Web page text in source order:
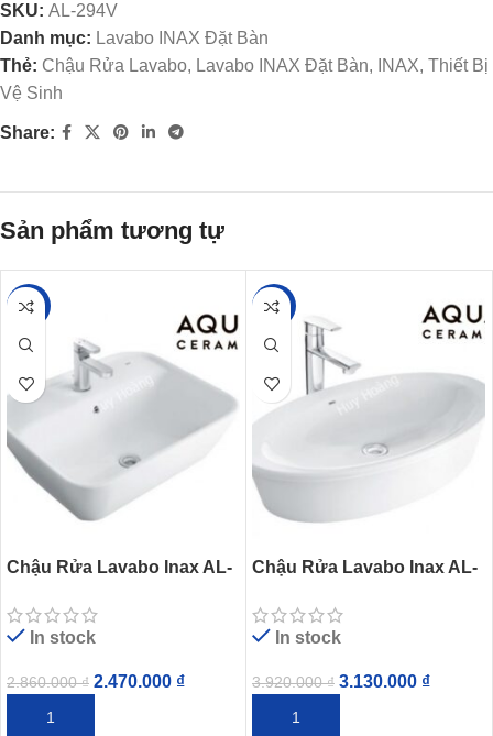
SKU: AL-294V
Danh mục: Lavabo INAX Đặt Bàn
Thẻ: Chậu Rửa Lavabo, Lavabo INAX Đặt Bàn, INAX, Thiết Bị
Vệ Sinh
Share:
Sản phẩm tương tự
-14%
Chậu Rửa Lavabo Inax AL-
In stock
2.860.000₫ 2.470.000 ₫
THÊM VÀO GIỎ HÀNG
-20%
Chậu Rửa Lavabo Inax AL-
Aqua Ceramic
In stock
3.920.000₫ 3.130.000 ₫
THÊM VÀO GIỎ HÀNG